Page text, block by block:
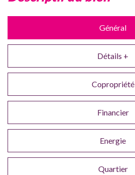
Général
Détails +
Copropriété
Financier
Energie
Quartier